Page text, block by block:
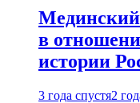
в
истории
3 года спустя2